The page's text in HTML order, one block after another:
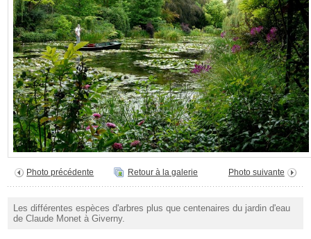
Photo précédente Retour à la galerie Photo suivante
Les différentes espèces d'arbres plus que centenaires du jardin d'eau
de Claude Monet à Giverny.